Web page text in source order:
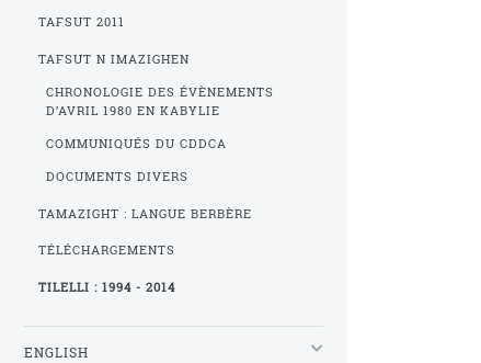
TAFSUT 2011
TAFSUT N IMAZIGHEN
CHRONOLOGIE DES ÉVÈNEMENTS
D’AVRIL 1980 EN KABYLIE
COMMUNIQUÉS DU CDDCA
DOCUMENTS DIVERS
TAMAZIGHT : LANGUE BERBÈRE
TÉLÉCHARGEMENTS
TILELLI : 1994 - 2014
ENGLISH